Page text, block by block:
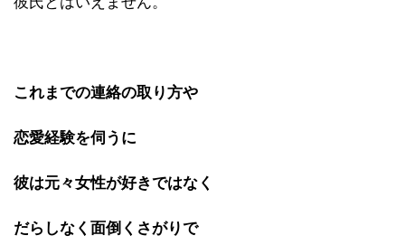
これまでの連絡の取り方や
恋愛経験を伺うに
彼は元々女性が好きではなく
だらしなく面倒くさがりで